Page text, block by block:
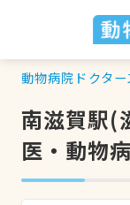
動物病院ドクタ
南滋賀駅(
医・動物